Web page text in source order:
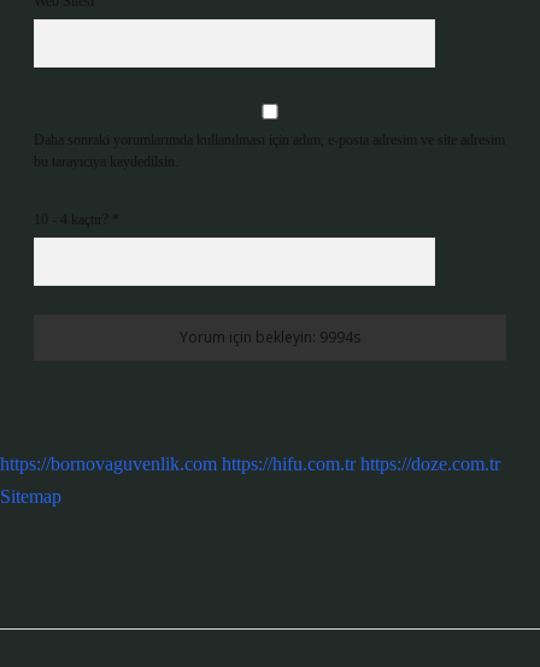
Daha sonraki yorumlarımda kullanılması için adım, e-posta adresim ve site adresim
bu tarayıcıya kaydedilsin.
10 - 4 kaçtır?
https://bornovaguvenlik.com https://hifu.com.tr https://doze.com.tr
Sitemap